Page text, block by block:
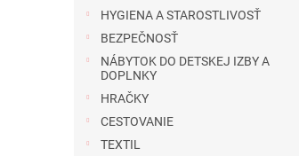
HYGIENA A STAROSTLIVOSŤ
BEZPEČNOSŤ
NÁBYTOK DO DETSKEJ IZBY A
DOPLNKY
HRAČKY
CESTOVANIE
TEXTIL